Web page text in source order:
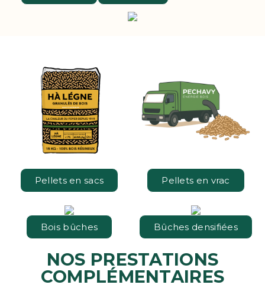
Pellets en sacs Pellets en vrac
Bois bûches Bûches densifiées
NOS PRESTATIONS
COMPLÉMENTAIRES